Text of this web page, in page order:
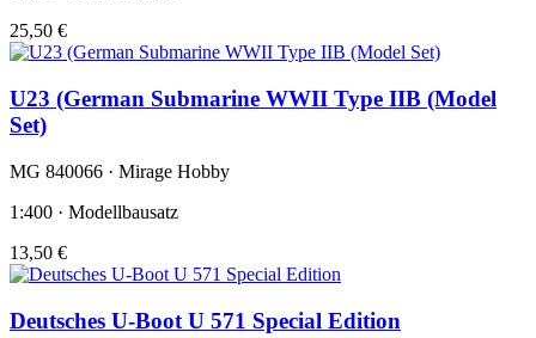
25,50 €
U23 (German Submarine WWII Type IIB (Model
Set)
MG 840066 · Mirage Hobby
1:400 · Modellbausatz
13,50 €
Deutsches U-Boot U 571 Special Edition